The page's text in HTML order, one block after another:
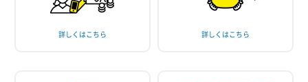
詳しくはこちら 詳しくはこちら